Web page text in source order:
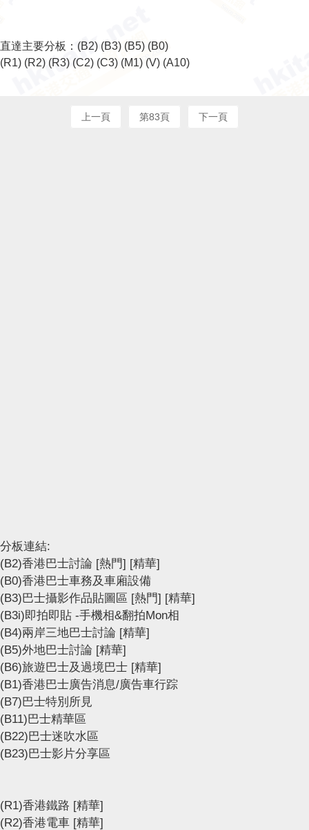
直達主要分板： (B2) (B3) (B5) (B0)
(R1) (R2) (R3) (C2) (C3) (M1) (V) (A10)
上一頁 第83頁 下一頁
分板連結:
(B2)香港巴士討論 [熱門] [精華]
(B0)香港巴士車務及車廂設備
(B3)巴士攝影作品貼圖區 [熱門] [精華]
(B3i)即拍即貼 -手機相&翻拍Mon相
(B4)兩岸三地巴士討論 [精華]
(B5)外地巴士討論 [精華]
(B6)旅遊巴士及過境巴士 [精華]
(B1)香港巴士廣告消息/廣告車行踪
(B7)巴士特別所見
(B11)巴士精華區
(B22)巴士迷吹水區
(B23)巴士影片分享區
(R1)香港鐵路 [精華]
(R2)香港電車 [精華]